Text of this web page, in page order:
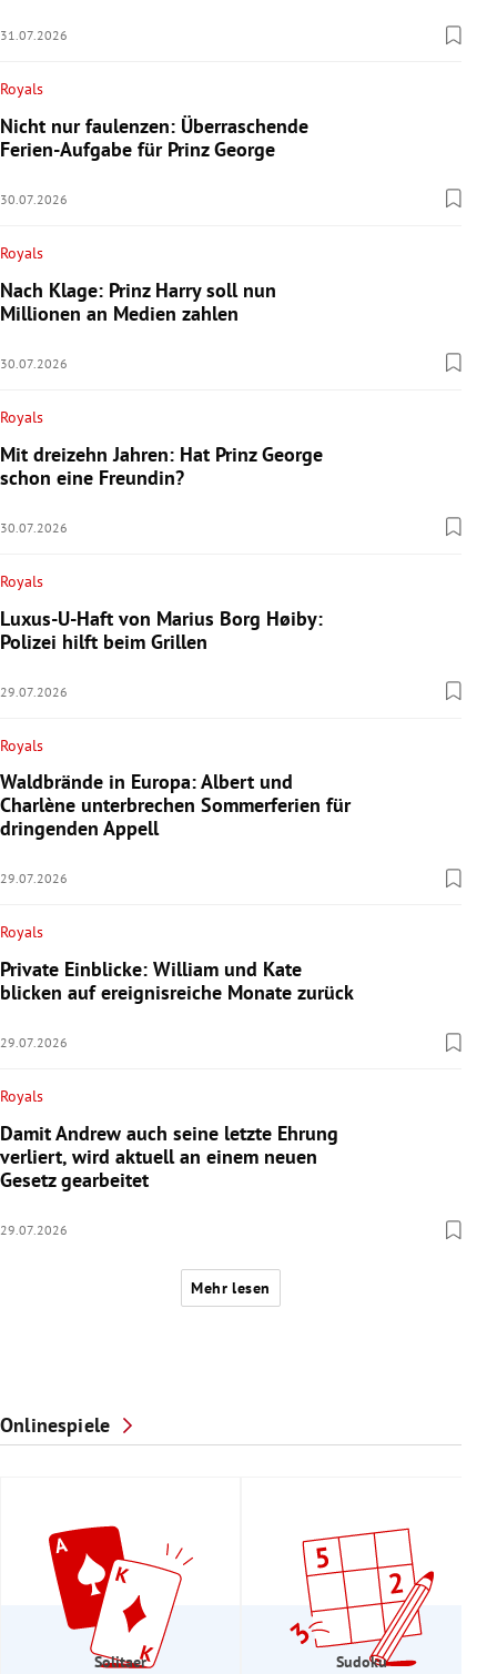
31.07.2026
Royals
Nicht nur faulenzen: Überraschende
Ferien-Aufgabe für Prinz George
30.07.2026
Royals
Nach Klage: Prinz Harry soll nun
Millionen an Medien zahlen
30.07.2026
Royals
Mit dreizehn Jahren: Hat Prinz George
schon eine Freundin?
30.07.2026
Royals
Luxus-U-Haft von Marius Borg Høiby:
Polizei hilft beim Grillen
29.07.2026
Royals
Waldbrände in Europa: Albert und
Charlène unterbrechen Sommerferien für
dringenden Appell
29.07.2026
Royals
Private Einblicke: William und Kate
blicken auf ereignisreiche Monate zurück
29.07.2026
Royals
Damit Andrew auch seine letzte Ehrung
verliert, wird aktuell an einem neuen
Gesetz gearbeitet
29.07.2026
Mehr lesen
Onlinespiele
Solitaer Sudoku